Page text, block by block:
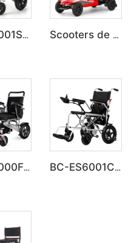
BC-ES6001S Personnaliser intelligent moderne nouveau fauteuil roulant électrique Scooters de mobilité pliables et légers homologués UL BC-MS8001
BC-EA7000F Moteurs puissants de 600 W Fauteuil roulant motorisé léger BC-ES6001C Prix Abordable Fauteuil Roulant Électrique Portable Pliant